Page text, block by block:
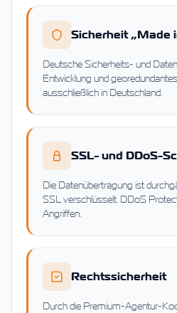
Sicherheit „Made
Deutsche Sicherheits- und
Entwicklung und
ausschließlich in Deutschland.
SSL- und DDoS-
Die Datenübertragung ist
SSL verschlüsselt. DDoS
Angriffen.
Rechtssicherheit
Durch die Premium-Agentur-